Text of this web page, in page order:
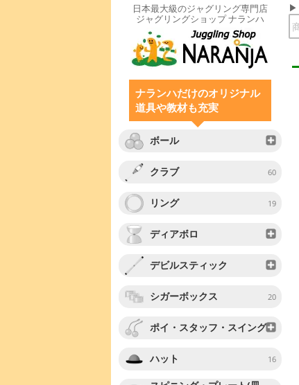
日本最大級のジャグリング専門店
ジャグリングショップ ナランハ
ナランハだけのオリジナル
道具や教材も充実
ボール
クラブ 60
リング 19
ディアボロ
デビルスティック
シガーボックス 20
ポイ・スタッフ・スイング
ハット 16